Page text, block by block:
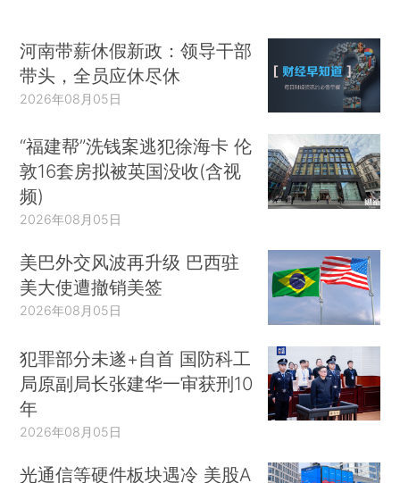
河南带薪休假新政：领导干部
带头，全员应休尽休
2026年08月05日
“福建帮”洗钱案逃犯徐海卡 伦
敦16套房拟被英国没收(含视
频)
2026年08月05日
美巴外交风波再升级 巴西驻
美大使遭撤销美签
2026年08月05日
犯罪部分未遂+自首 国防科工
局原副局长张建华一审获刑10
年
2026年08月05日
光通信等硬件板块遇冷 美股A